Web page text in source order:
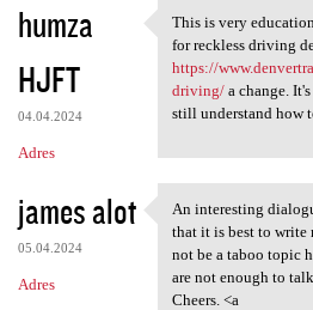
humza
HJFT
04.04.2024
Adres
This is very
This is very
for reckless driving
https://
driving/a change.
still understand how
james alot
05.04.2024
Adres
An interesting
An interesting
that it is best to write
not be a taboo topic
are not enough to
Cheers. <a